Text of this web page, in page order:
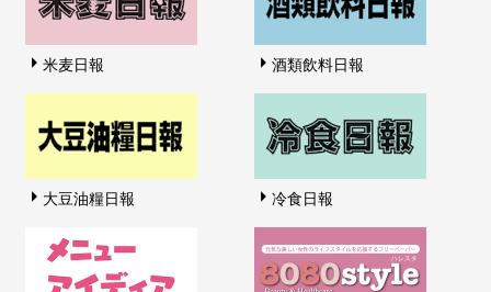
米麦日報 酒類飲料日報
大豆油糧日報 冷食日報